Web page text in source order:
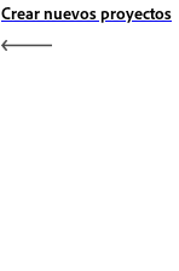
Crear nuevos proyectos